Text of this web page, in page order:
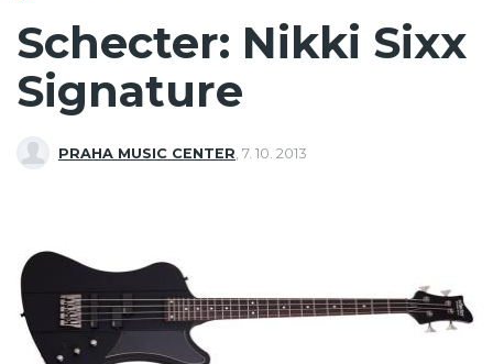
Schecter: Nikki Sixx
Signature
PRAHA MUSIC CENTER 7. 10. 2013